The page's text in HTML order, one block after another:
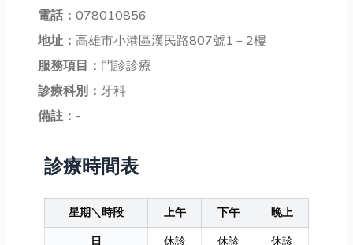
電話： 078010856
地址： 高雄市小港區漢民路807號1－2樓
服務項目： 門診診療
診療科別： 牙科
備註： -
診療時間表
星期＼時段 上午 下午
晚上
日
休診 休診
休診